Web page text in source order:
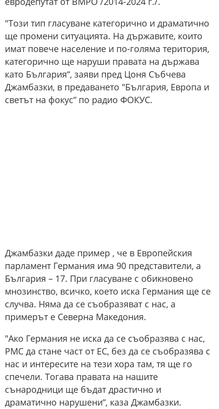
"Този тип гласуване категорично и драматично
ще промени ситуацията. На държавите, които
имат повече население и по-голяма територия,
категорично ще наруши правата на държава
като България“, заяви пред Цоня Събчева
Джамбазки, в предаването "България, Европа и
светът на фокус“ по радио ФОКУС.
Джамбазки даде пример , че в Европейския
парламент Германия има 90 представители, а
България – 17. При гласуване с обикновено
мнозинство, всичко, което иска Германия ще се
случва. Няма да се съобразяват с нас, а
примерът е Северна Македония.
"Ако Германия не иска да се съобразява с нас,
РМС да стане част от ЕС, без да се съобразява с
нас и интересите на тези хора там, тя ще го
спечели. Тогава правата на нашите
сънародници ще бъдат драстично и
драматично нарушени“, каза Джамбазки.